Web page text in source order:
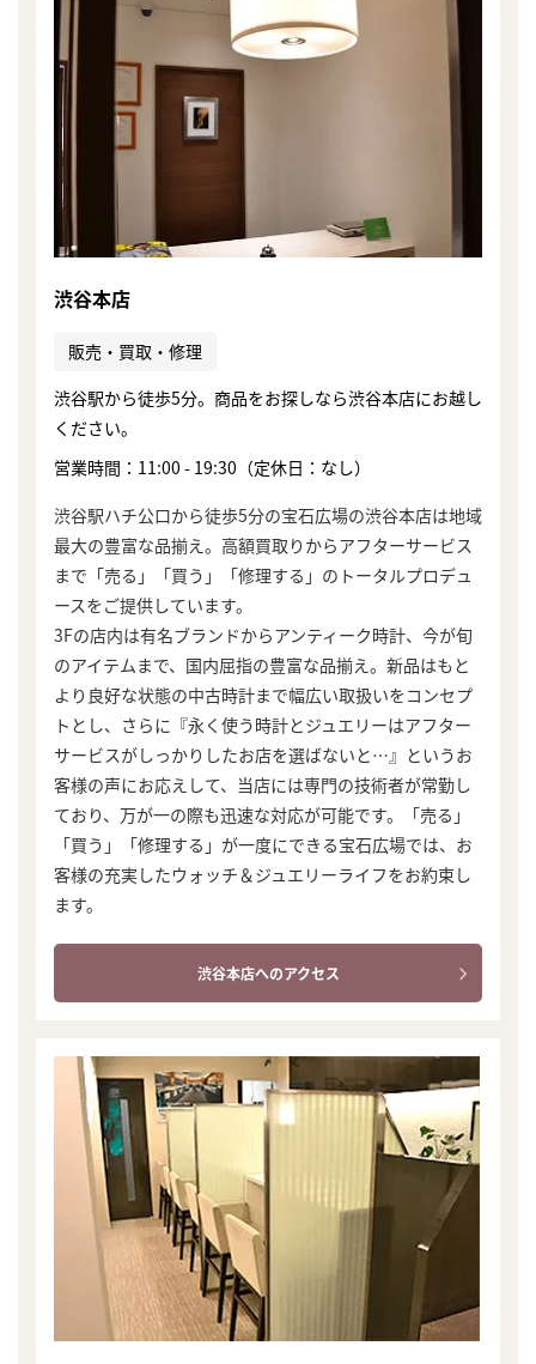
渋谷本店
販売・買取・修理
渋谷駅から徒歩5分。商品をお探しなら渋谷本店にお越し
ください。
営業時間：11:00 - 19:30（定休日：なし）
渋谷駅ハチ公口から徒歩5分の宝石広場の渋谷本店は地域
最大の豊富な品揃え。高額買取りからアフターサービス
まで「売る」「買う」「修理する」のトータルプロデュ
ースをご提供しています。
3Fの店内は有名ブランドからアンティーク時計、今が旬
のアイテムまで、国内屈指の豊富な品揃え。新品はもと
より良好な状態の中古時計まで幅広い取扱いをコンセプ
トとし、さらに『永く使う時計とジュエリーはアフター
サービスがしっかりしたお店を選ばないと…』というお
客様の声にお応えして、当店には専門の技術者が常勤し
ており、万が一の際も迅速な対応が可能です。「売る」
「買う」「修理する」が一度にできる宝石広場では、お
客様の充実したウォッチ＆ジュエリーライフをお約束し
ます。
渋谷本店へのアクセス